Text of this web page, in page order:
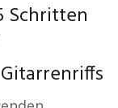
Schritten